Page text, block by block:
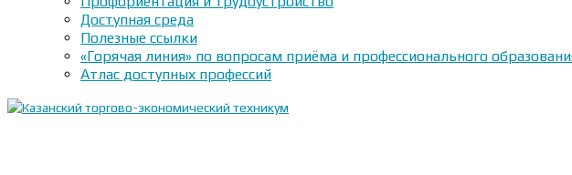
Доступная среда
Полезные ссылки
«Горячая линия» по вопросам приёма и профессионального
Атлас доступных профессий